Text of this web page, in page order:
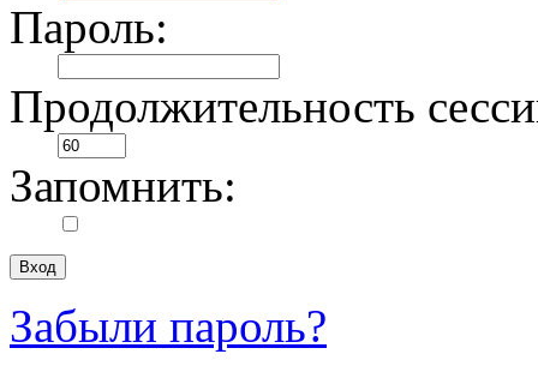
Пароль:
Продолжительность
Запомнить:
Забыли пароль?